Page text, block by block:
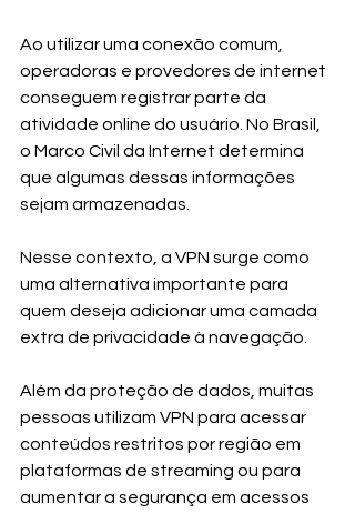
Ao utilizar uma conexão comum,
operadoras e provedores de internet
conseguem registrar parte da
atividade online do usuário. No Brasil,
o Marco Civil da Internet determina
que algumas dessas informações
sejam armazenadas.
Nesse contexto, a VPN surge como
uma alternativa importante para
quem deseja adicionar uma camada
extra de privacidade à navegação.
Além da proteção de dados, muitas
pessoas utilizam VPN para acessar
conteúdos restritos por região em
plataformas de streaming ou para
aumentar a segurança em acessos